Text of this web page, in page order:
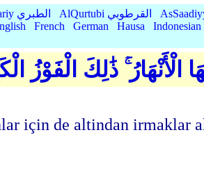
AtTabariy الطبري AlQurtubi القرطوبي
French German Hausa Indonesian
ذَٰلِكَ الْفَوْزُ
için de altindan irmaklar